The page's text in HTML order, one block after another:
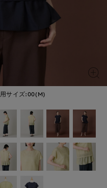
サイズ:00(M)